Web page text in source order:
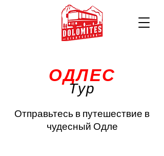
ОДЛЕС
Тур
Отправьтесь в путешествие в
чудесный Одле